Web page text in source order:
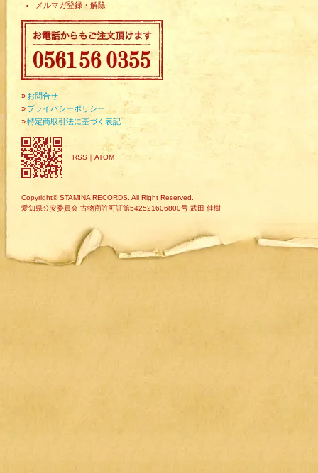
メルマガ登録・解除
» お問合せ
» プライバシーポリシー
»特定商取引法に基づく表記
RSS ｜ ATOM
Copyright© STAMINA RECORDS. All Right Reserved.
愛知県公安委員会 古物商許可証第542521606800号 武田 佳樹